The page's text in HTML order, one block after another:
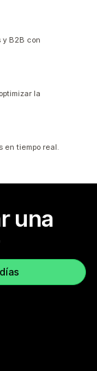
B2B con
la
en tiempo real.
una